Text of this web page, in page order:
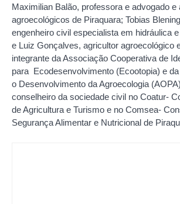
Maximilian Balão, professora e advogado e
agroecológicos de Piraquara; Tobias
engenheiro civil especialista em hidráulica
e Luiz Gonçalves, agricultor agroecológico
integrante da Associação Cooperativa de
para Ecodesenvolvimento (Ecootopia) e
o Desenvolvimento da Agroecologia
conselheiro da sociedade civil no Coatur-
de Agricultura e Turismo e no Comsea-
Segurança Alimentar e Nutricional de